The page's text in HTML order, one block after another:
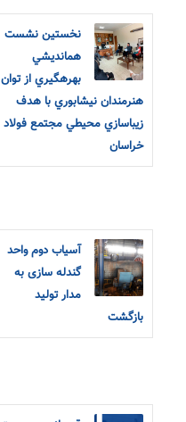
نخستين نشست
همانديشي
بهرهگيري از توان
هنرمندان نيشابوري با هدف
زيباسازي محيطي مجتمع فولاد
خراسان
آسیاب دوم واحد
گندله سازی به
مدار تولید
بازگشت